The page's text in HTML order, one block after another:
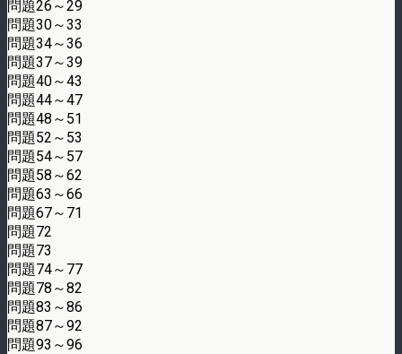
問題26～29
問題30～33
問題34～36
問題37～39
問題40～43
問題44～47
問題48～51
問題52～53
問題54～57
問題58～62
問題63～66
問題67～71
問題72
問題73
問題74～77
問題78～82
問題83～86
問題87～92
問題93～96